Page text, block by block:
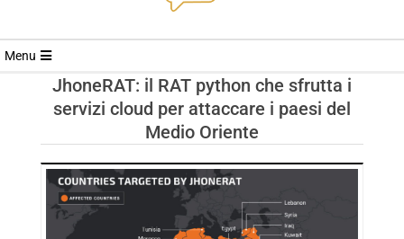
RIVISTA
TRENDS
Menu
JhoneRAT: il RAT python che sfrutta i
servizi cloud per attaccare i paesi del
Medio Oriente